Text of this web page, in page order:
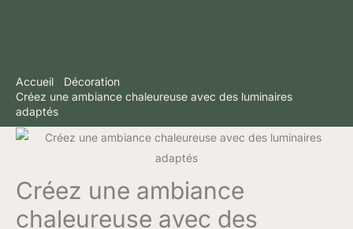
Accueil
Décoration
Créez une ambiance chaleureuse avec des luminaires
adaptés
Créez une ambiance
chaleureuse avec des